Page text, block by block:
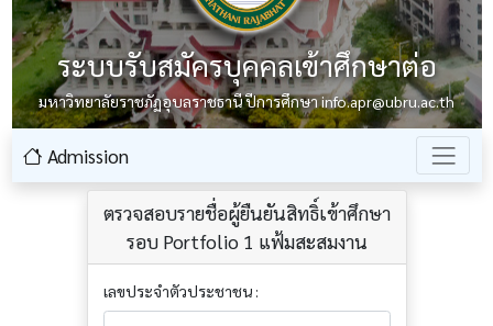
ระบบรับสมัครบุคคลเข้าศึกษาต่อ
มหาวิทยาลัยราชภัฏอุบลราชธานี ปีการศึกษา info.apr@ubru.ac.th
Admission
ตรวจสอบรายชื่อผู้ยืนยันสิทธิ์เข้าศึกษา
รอบ Portfolio 1 แฟ้มสะสมงาน
เลขประจำตัวประชาชน :